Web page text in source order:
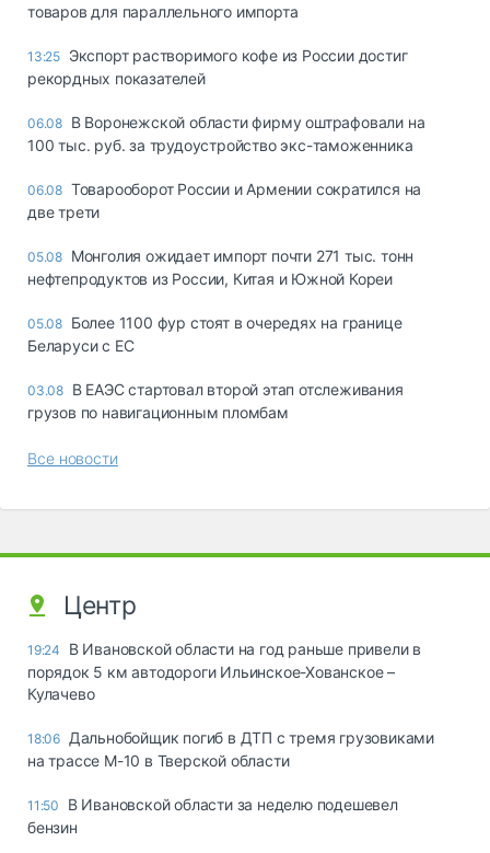
товаров для параллельного импорта
13:25 Экспорт растворимого кофе из России достиг
рекордных показателей
06.08 В Воронежской области фирму оштрафовали на
100 тыс. руб. за трудоустройство экс-таможенника
06.08 Товарооборот России и Армении сократился на
две трети
05.08 Монголия ожидает импорт почти 271 тыс. тонн
нефтепродуктов из России, Китая и Южной Кореи
05.08 Более 1100 фур стоят в очередях на границе
Беларуси с ЕС
03.08 В ЕАЭС стартовал второй этап отслеживания
грузов по навигационным пломбам
Все новости
Центр
19:24
В Ивановской области на год раньше привели в
порядок 5 км автодороги Ильинское-Хованское –
Кулачево
18:06 Дальнобойщик погиб в ДТП с тремя грузовиками
на трассе М-10 в Тверской области
11:50
В Ивановской области за неделю подешевел
бензин